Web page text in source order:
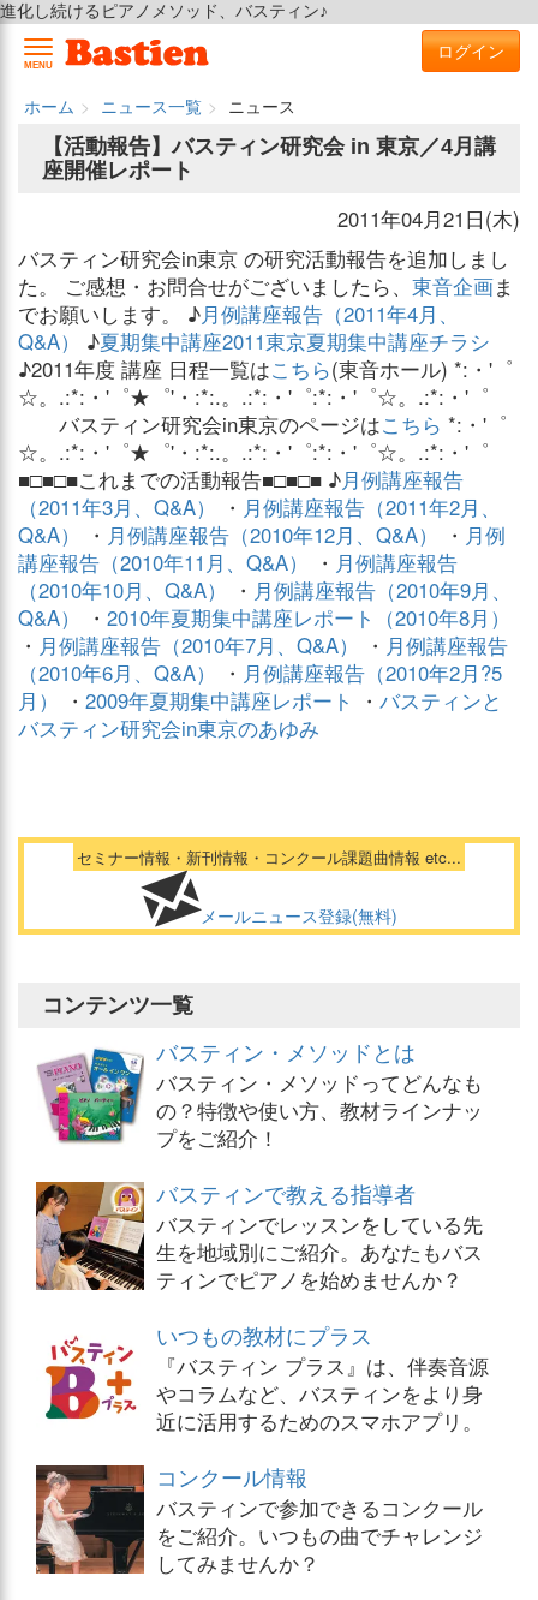
進化し続けるピアノメソッド、バスティン♪
MENU
ログイン
ホーム ニュース一覧
ニュース
【活動報告】バスティン研究会 in 東京／4月講
座開催レポート
2011年04月21日(木)
バスティン研究会in東京 の研究活動報告を追加しまし
た。 ご感想・お問合せがございましたら、 東音企画ま
でお願いします。 ♪月例講座報告（2011年4月、
Q&A）
♪夏期集中講座2011東京夏期集中講座チラシ
♪2011年度 講座 日程一覧はこちら(東音ホール) *:・'゜
☆。.:*:・'゜★゜'・:*:.。.:*:・'゜:*:・'゜☆。.:*:・'゜
バスティン研究会in東京のページはこちら *:・'゜
☆。.:*:・'゜★゜'・:*:.。.:*:・'゜:*:・'゜☆。.:*:・'゜
■□■□■これまでの活動報告■□■□■ ♪月例講座報告
（2011年3月、Q&A）
・ 月例講座報告（2011年2月、
Q&A）
・ 月例講座報告（2010年12月、Q&A） ・ 月例
講座報告（2010年11月、Q&A）
・ 月例講座報告
（2010年10月、Q&A）
・ 月例講座報告（2010年9月、
Q&A）
・ 2010年夏期集中講座レポート（2010年8月）
・ 月例講座報告（2010年7月、Q&A） ・ 月例講座報告
（2010年6月、Q&A）
・ 月例講座報告（2010年2月?5
月）
・ 2009年夏期集中講座レポート ・ バスティンと
バスティン研究会in東京のあゆみ
セミナー情報・新刊情報・コンクール課題曲情報 etc...
メールニュース登録(無料)
コンテンツ一覧
バスティン・メソッドとは
バスティン・メソッドってどんなも
の？特徴や使い方、教材ラインナッ
プをご紹介！
バスティンで教える指導者
バスティンでレッスンをしている先
生を地域別にご紹介。あなたもバス
ティンでピアノを始めませんか？
いつもの教材にプラス
『バスティン プラス』は、伴奏音源
やコラムなど、バスティンをより身
近に活用するためのスマホアプリ。
コンクール情報
バスティンで参加できるコンクール
をご紹介。いつもの曲でチャレンジ
してみませんか？